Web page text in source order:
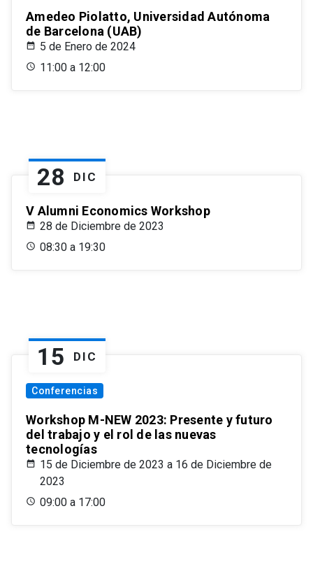
Amedeo Piolatto, Universidad Autónoma
de Barcelona (UAB)
5 de Enero de 2024
11:00 a 12:00
28 DIC
V Alumni Economics Workshop
28 de Diciembre de 2023
08:30 a 19:30
15 DIC
Conferencias
Workshop M-NEW 2023: Presente y futuro
del trabajo y el rol de las nuevas
tecnologías
15 de Diciembre de 2023 a 16 de Diciembre de
2023
09:00 a 17:00